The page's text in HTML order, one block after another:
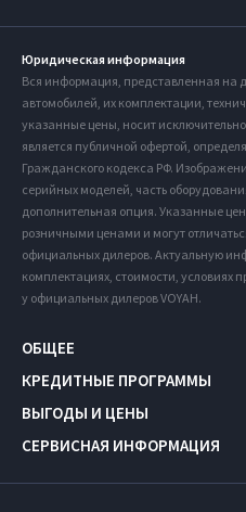
Юридическая информация
Вся информация, представленная на
автомобилей, их комплектации,
указанные цены, носит
является публичной офертой,
Гражданского кодекса РФ.
серийных моделей, часть
дополнительная опция. Указанные
розничными ценами и могут
официальных дилеров. Актуальную
комплектациях, стоимости, условиях
у официальных дилеров VOYAH.
ОБЩЕЕ
КРЕДИТНЫЕ ПРОГРАММЫ
ВЫГОДЫ И ЦЕНЫ
СЕРВИСНАЯ ИНФОРМАЦИЯ